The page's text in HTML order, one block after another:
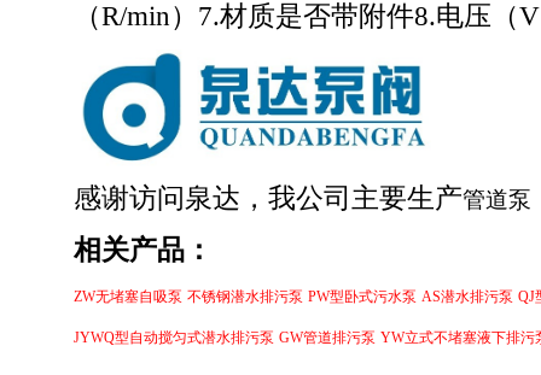
（R/min）7.材质是否带附件8.电压（
感谢访问泉达，我公司主要生产管道泵
相关产品：
ZW无堵塞自吸泵 不锈钢潜水排污泵 PW型卧式污水泵 AS潜水排污泵 QJ
JYWQ型自动搅匀式潜水排污泵 GW管道排污泵 YW立式不堵塞液下排污